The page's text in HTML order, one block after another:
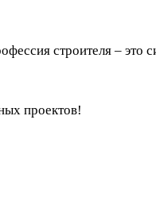
строителя – это
проектов!